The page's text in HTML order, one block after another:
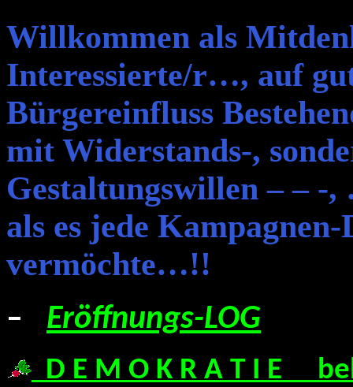
Willkommen als
Interessierte/r…, auf
Bürgereinfluss
mit Widerstands-,
Gestaltungswillen – –
als es jede
vermöchte…!!
– Eröffnungs-LOG
D E M O K R A T I E